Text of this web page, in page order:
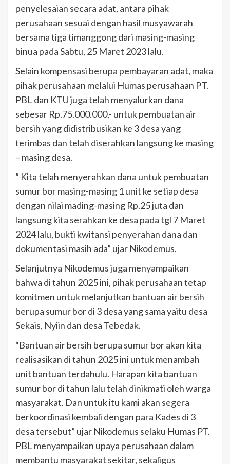
penyelesaian secara adat, antara pihak
perusahaan sesuai dengan hasil musyawarah
bersama tiga timanggong dari masing-masing
binua pada Sabtu, 25 Maret 2023 lalu.
Selain kompensasi berupa pembayaran adat, maka
pihak perusahaan melalui Humas perusahaan PT.
PBL dan KTU juga telah menyalurkan dana
sebesar Rp.75.000.000,- untuk pembuatan air
bersih yang didistribusikan ke 3 desa yang
terimbas dan telah diserahkan langsung ke masing
– masing desa.
” Kita telah menyerahkan dana untuk pembuatan
sumur bor masing-masing 1 unit ke setiap desa
dengan nilai mading-masing Rp.25 juta dan
langsung kita serahkan ke desa pada tgl 7 Maret
2024 lalu, bukti kwitansi penyerahan dana dan
dokumentasi masih ada” ujar Nikodemus.
Selanjutnya Nikodemus juga menyampaikan
bahwa di tahun 2025 ini, pihak perusahaan tetap
komitmen untuk melanjutkan bantuan air bersih
berupa sumur bor di 3 desa yang sama yaitu desa
Sekais, Nyiin dan desa Tebedak.
“Bantuan air bersih berupa sumur bor akan kita
realisasikan di tahun 2025 ini untuk menambah
unit bantuan terdahulu. Harapan kita bantuan
sumur bor di tahun lalu telah dinikmati oleh warga
masyarakat. Dan untuk itu kami akan segera
berkoordinasi kembali dengan para Kades di 3
desa tersebut” ujar Nikodemus selaku Humas PT.
PBL menyampaikan upaya perusahaan dalam
membantu masyarakat sekitar, sekaligus